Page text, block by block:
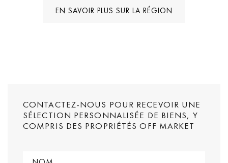
EN SAVOIR PLUS SUR LA RÉGION
CONTACTEZ-NOUS POUR RECEVOIR UNE
SÉLECTION PERSONNALISÉE DE BIENS, Y
COMPRIS DES PROPRIÉTÉS OFF MARKET